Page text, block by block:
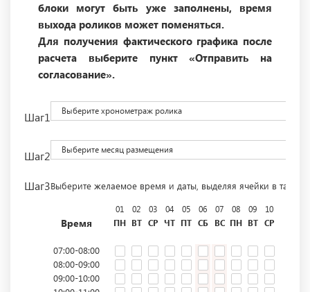
блоки могут быть уже заполнены, время
выхода роликов может поменяться.
Для получения фактического графика после
расчета выберите пункт «Отправить на
согласование».
Шаг1 Выберите хронометраж ролика
Шаг2 Выберите месяц размещения
Шаг3Выберите желаемое время и даты, выделяя ячейки в
Время
01
ПН
02
ВТ
03
СР
04
ЧТ
05
ПТ
06
СБ
07
ВС
08
ПН
09
ВТ
10
СР
07:00-08:00
08:00-09:00
09:00-10:00